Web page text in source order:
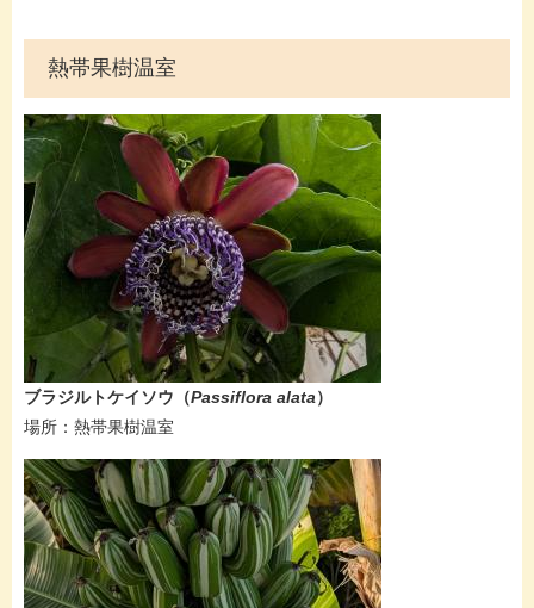
熱帯果樹温室
​​​​ブラジルトケイソウ （Passiflora alata​）
場所：熱帯果樹温室